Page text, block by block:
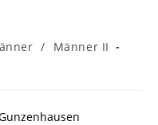
/
Männer II